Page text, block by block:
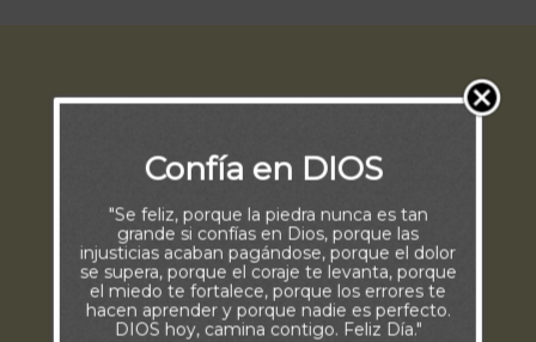
Confía en DIOS
"Se feliz, porque la piedra nunca es tan
grande si confías en Dios, porque las
injusticias acaban pagándose, porque el dolor
se supera, porque el coraje te levanta, porque
el miedo te fortalece, porque los errores te
hacen aprender y porque nadie es perfecto.
DIOS hoy, camina contigo. Feliz Día."